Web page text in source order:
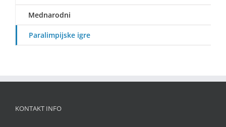
Mednarodni
Paralimpijske igre
KONTAKT INFO